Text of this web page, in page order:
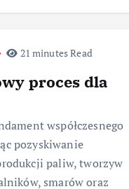
21 minutes Read
proces dla
współczesnego
pozyskiwanie
paliw, tworzyw
smarów oraz